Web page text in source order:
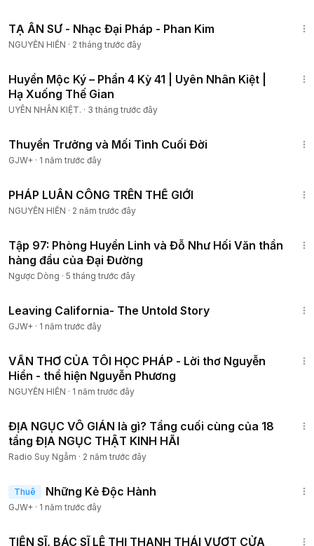
TẠ ÂN SƯ - Nhạc Đại Pháp - Phan Kim
NGUYỄN HIỀN · 2 tháng trước đây
Huyền Mộc Ký – Phần 4 Kỳ 41 | Uyên Nhân Kiệt |
Hạ Xuống Thế Gian
UYÊN NHÂN KIỆT. · 3 tháng trước đây
Thuyền Trưởng và Mối Tình Cuối Đời
GJW+ · 1 năm trước đây
PHÁP LUÂN CÔNG TRÊN THẾ GIỚI
NGUYỄN HIỀN · 2 năm trước đây
Tập 97: Phòng Huyền Linh và Đỗ Như Hối Văn thần
hàng đầu của Đại Đường
Ngược Dòng · 5 tháng trước đây
Leaving California- The Untold Story
GJW+ · 1 năm trước đây
VẦN THƠ CỦA TÔI HỌC PHÁP - Lời thơ Nguyễn
Hiền - thể hiện Nguyễn Phương
NGUYỄN HIỀN · 1 năm trước đây
ĐỊA NGỤC VÔ GIÁN là gì? Tầng cuối cùng của 18
tầng ĐỊA NGỤC THẬT KINH HÃI
Radio Suy Ngẫm · 2 năm trước đây
Thuê Những Kẻ Độc Hành
GJW+ · 1 năm trước đây
TIẾN SĨ, BÁC SĨ LÊ THỊ THANH THÁI VƯỢT CỬA